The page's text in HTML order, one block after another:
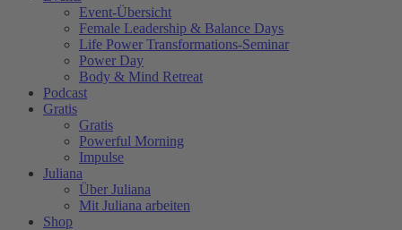
Event-Übersicht
Female Leadership & Balance Days
Life Power Transformations-Seminar
Power Day
Body & Mind Retreat
Podcast
Gratis
Gratis
Powerful Morning
Impulse
Juliana
Über Juliana
Mit Juliana arbeiten
Shop